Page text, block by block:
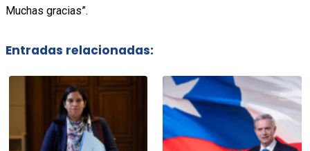
Muchas gracias”.
Entradas relacionadas: